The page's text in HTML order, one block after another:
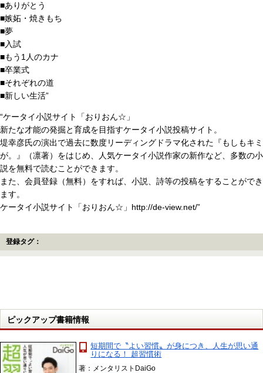
■ありがとう
■嫉妬・焼きもち
■夢
■入試
■もう1人のカナ
■卒業式
■それぞれの道
■新しい生活”
“ケータイ小説サイト「おりおん☆」
新たな才能の発掘と育成を目指すケータイ小説投稿サイト。
堤幸彦氏の演出で過去に数度リーディングドラマ化された『もしもキミ
が。』（凛著）をはじめ、人気ケータイ小説作家の新作など、多数の小
説を無料で読むことができます。
また、会員登録（無料）をすれば、小説、詩等の投稿をすることができ
ます。
ケータイ小説サイト「おりおん☆」http://de-view.net/”
登録タグ：
ピックアップ書籍情報
短期間で〝よい習慣〟が身につき、人生が思い通
りになる！ 超習慣術
著：メンタリストDaiGo